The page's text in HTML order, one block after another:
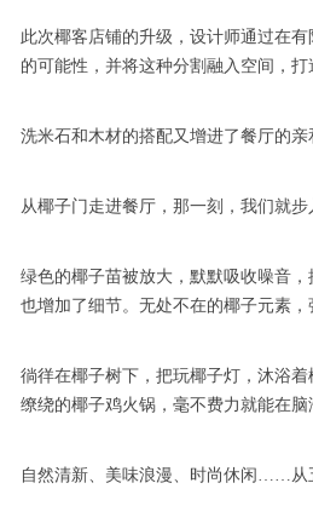
此次椰客店铺的升级，设计师通过在
的可能性，并将这种分割融入空间，打
洗米石和木材的搭配又增进了餐厅的亲
从椰子门走进餐厅，那一刻，我们就步
绿色的椰子苗被放大，默默吸收噪音
也增加了细节。无处不在的椰子元素
徜徉在椰子树下，把玩椰子灯，沐浴
缭绕的椰子鸡火锅，毫不费力就能在脑
自然清新、美味浪漫、时尚休闲 ……从